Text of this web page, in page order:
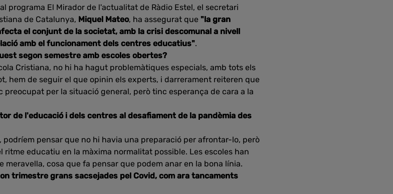
programa El Mirador de l'actualitat de Ràdio Estel, el secretari
de Catalunya, Miquel Mateo, ha assegurat que "la gran
el conjunt de la societat, amb la crisi descomunal a nivell
amb el funcionament dels centres educatius".
segon semestre amb escoles obertes?
Cristiana, no hi ha hagut problemàtiques especials, amb tots els
hem de seguir el que opinin els experts, i darrerament reiteren que
preocupat per la situació general, però tinc esperança de cara a la
de l'educació i dels centres al desafiament de la pandèmia des
pensar que no hi havia una preparació per afrontar-lo, però
educatiu en la màxima normalitat possible. Les escoles han
cosa que fa pensar que podem anar en la bona línia.
trimestre grans sacsejades pel Covid, com ara tancaments